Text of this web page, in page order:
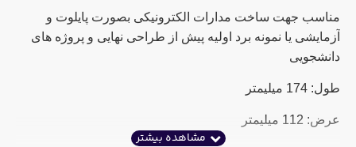
مناسب جهت ساخت مدارات الکترونیکی بصورت پایلوت و
آزمایشی یا نمونه برد اولیه پیش از طراحی نهایی و پروژه های
دانشجویی
طول: 174 میلیمتر
عرض: 112 میلیمتر